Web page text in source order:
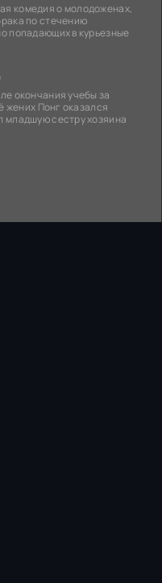
комедия о молодоженах,
по стечению
попадающих в курьезные
окончания учебы за
жених Понг оказался
младшую сестру хозяина